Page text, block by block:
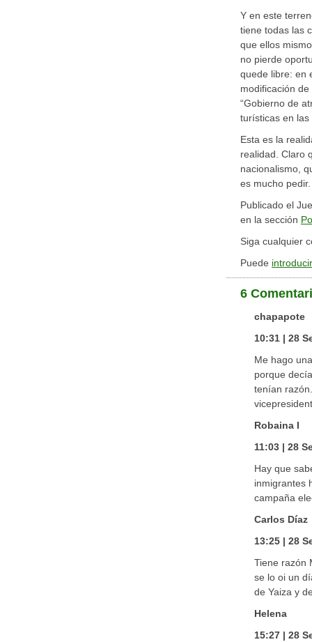
Y en este
tiene todas las
que ellos
no pierde
quede libre: en
modificación
“Gobierno de
turísticas en las
Esta es la
realidad. Claro
nacionalismo,
es mucho pedir.
Publicado el
en la sección
Siga cualquier
Puede
6
chapapote
10:31 | 28
Me hago
porque
tenían
Robaina I
11:03 | 28
Hay que
inmigrantes
campaña
Carlos Díaz
13:25 | 28
Tiene razón
se lo oi un
de Yaiza y
Helena
15:27 | 28